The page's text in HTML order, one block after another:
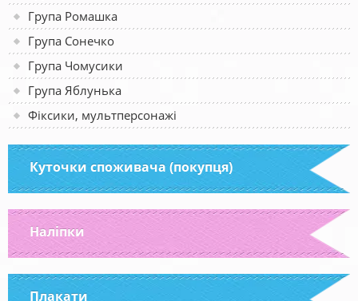
Група Ромашка
Група Сонечко
Група Чомусики
Група Яблунька
Фіксики, мультперсонажі
Куточки споживача (покупця)
Наліпки
Плакати